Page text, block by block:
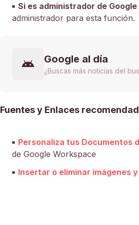
Si es administrador de
administrador para esta función.
Google al día
¿Buscas más noticias del
Fuentes y Enlaces
Personaliza tus Documentos
de Google Workspace
Insertar o eliminar imágenes